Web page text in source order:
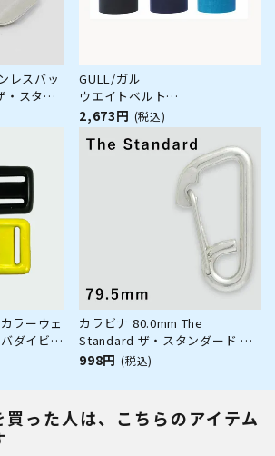
レスバッ
・スタン
レス製
ー パーツ
GULL/ガル
ウエイトベルト
GG-4630[80409006]
2,673円 (税込)
ラーウェ
ダイビン
フリーダ
カラビナ 80.0mm The
Standard ザ・スタンダード ダ
イビング アクセサリー パーツ
998円 (税込)
買った人は、こちらのアイテム